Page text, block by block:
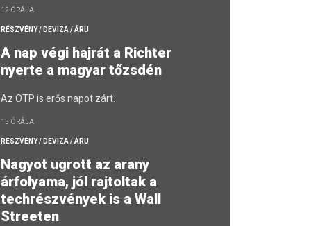
12 ÓRÁJA
RÉSZVÉNY / DEVIZA / ÁRU
A nap végi hajrát a Richter
nyerte a magyar tőzsdén
Az OTP is erős napot zárt.
13 ÓRÁJA
RÉSZVÉNY / DEVIZA / ÁRU
Nagyot ugrott az arany
árfolyama, jól rajtoltak a
techrészvények is a Wall
Streeten